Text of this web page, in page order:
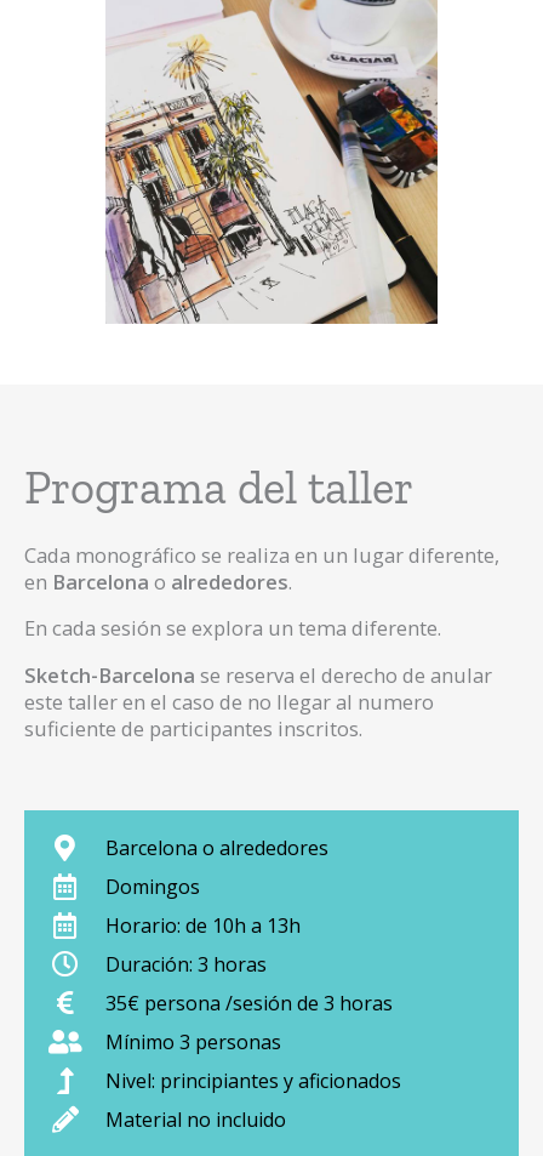
Programa del taller
Cada monográfico se realiza en un lugar diferente,
en Barcelona o alrededores.
En cada sesión se explora un tema diferente.
Sketch-Barcelona se reserva el derecho de anular
este taller en el caso de no llegar al numero
suficiente de participantes inscritos.
Barcelona o alrededores
Domingos
Horario: de 10h a 13h
Duración: 3 horas
35€ persona /sesión de 3 horas
Mínimo 3 personas
Nivel: principiantes y aficionados
Material no incluido